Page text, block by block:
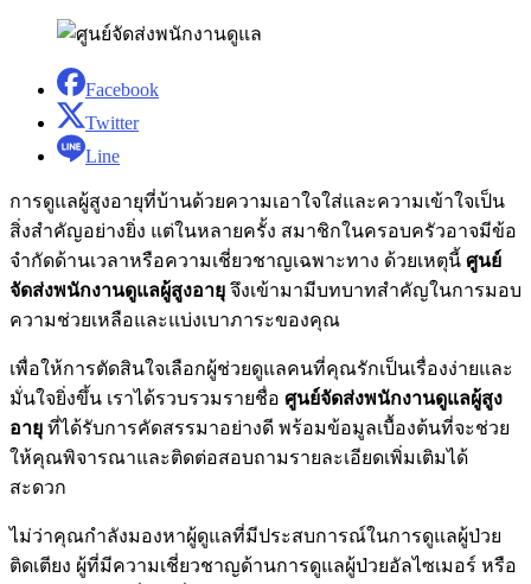
Facebook
Twitter
Line
การดูแลผู้สูงอายุที่บ้านด้วยความเอาใจใส่และความเข้าใจเป็น
สิ่งสำคัญอย่างยิ่ง แต่ในหลายครั้ง สมาชิกในครอบครัวอาจมีข้อ
จำกัดด้านเวลาหรือความเชี่ยวชาญเฉพาะทาง ด้วยเหตุนี้ ศูนย์
จัดส่งพนักงานดูแลผู้สูงอายุ จึงเข้ามามีบทบาทสำคัญในการมอบ
ความช่วยเหลือและแบ่งเบาภาระของคุณ
เพื่อให้การตัดสินใจเลือกผู้ช่วยดูแลคนที่คุณรักเป็นเรื่องง่ายและ
มั่นใจยิ่งขึ้น เราได้รวบรวมรายชื่อ ศูนย์จัดส่งพนักงานดูแลผู้สูง
อายุ ที่ได้รับการคัดสรรมาอย่างดี พร้อมข้อมูลเบื้องต้นที่จะช่วย
ให้คุณพิจารณาและติดต่อสอบถามรายละเอียดเพิ่มเติมได้
สะดวก
ไม่ว่าคุณกำลังมองหาผู้ดูแลที่มีประสบการณ์ในการดูแลผู้ป่วย
ติดเตียง ผู้ที่มีความเชี่ยวชาญด้านการดูแลผู้ป่วยอัลไซเมอร์ หรือ